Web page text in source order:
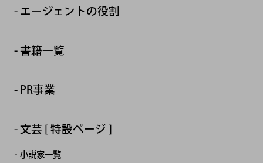
エージェントの役割
書籍一覧
PR事業
文芸 [ 特設ページ ]
小説家一覧